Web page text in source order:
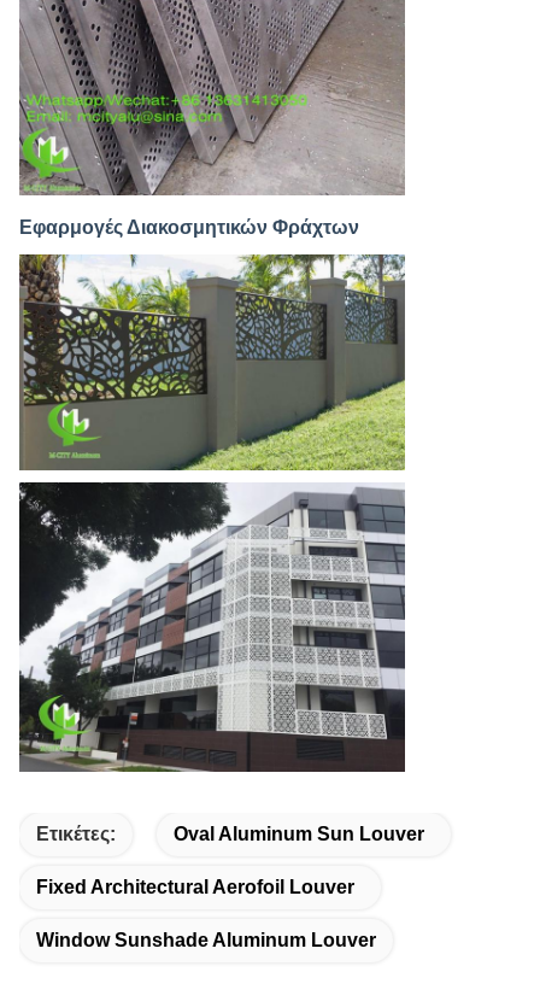
Εφαρμογές Διακοσμητικών Φράχτων
Ετικέτες: Oval Aluminum Sun Louver
Fixed Architectural Aerofoil Louver
Window Sunshade Aluminum Louver